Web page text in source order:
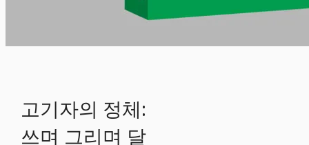
고기자의 정체:
쓰며 그리며 달